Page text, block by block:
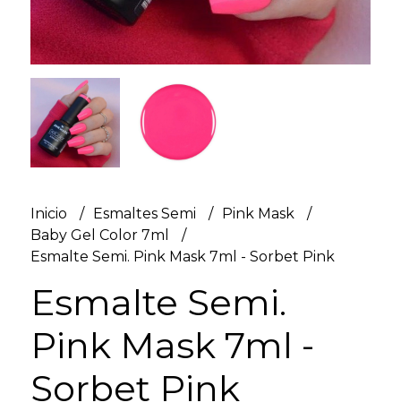
Inicio Esmaltes Semi
Pink Mask
Baby Gel Color 7ml
Esmalte Semi. Pink Mask 7ml - Sorbet Pink
Esmalte Semi.
Pink Mask 7ml -
Sorbet Pink